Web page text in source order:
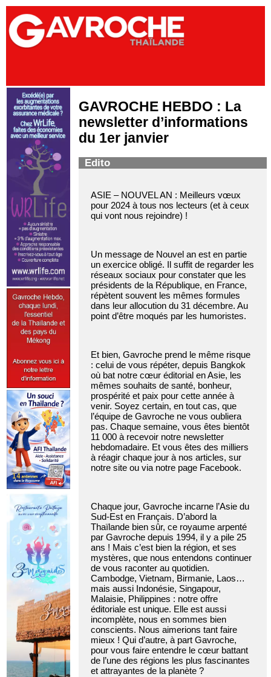
GAVROCHE HEBDO : La
newsletter d’informations
du 1er janvier
Edito
ASIE – NOUVEL AN : Meilleurs vœux
pour 2024 à tous nos lecteurs (et à ceux
qui vont nous rejoindre) !
Un message de Nouvel an est en partie
un exercice obligé. Il suffit de regarder les
réseaux sociaux pour constater que les
présidents de la République, en France,
répètent souvent les mêmes formules
dans leur allocution du 31 décembre. Au
point d’être moqués par les humoristes.
Et bien, Gavroche prend le même risque
: celui de vous répéter, depuis Bangkok
où bat notre cœur éditorial en Asie, les
mêmes souhaits de santé, bonheur,
prospérité et paix pour cette année à
venir. Soyez certain, en tout cas, que
l’équipe de Gavroche ne vous oubliera
pas. Chaque semaine, vous êtes bientôt
11 000 à recevoir notre newsletter
hebdomadaire. Et vous êtes des milliers
à réagir chaque jour à nos articles, sur
notre site ou via notre page Facebook.
Chaque jour, Gavroche incarne l’Asie du
Sud-Est en Français. D’abord la
Thaïlande bien sûr, ce royaume arpenté
par Gavroche depuis 1994, il y a pile 25
ans ! Mais c’est bien la région, et ses
mystères, que nous entendons continuer
de vous raconter au quotidien.
Cambodge, Vietnam, Birmanie, Laos…
mais aussi Indonésie, Singapour,
Malaisie, Philippines : notre offre
éditoriale est unique. Elle est aussi
incomplète, nous en sommes bien
conscients. Nous aimerions tant faire
mieux ! Qui d’autre, à part Gavroche,
pour vous faire entendre le cœur battant
de l’une des régions les plus fascinantes
et attrayantes de la planète ?